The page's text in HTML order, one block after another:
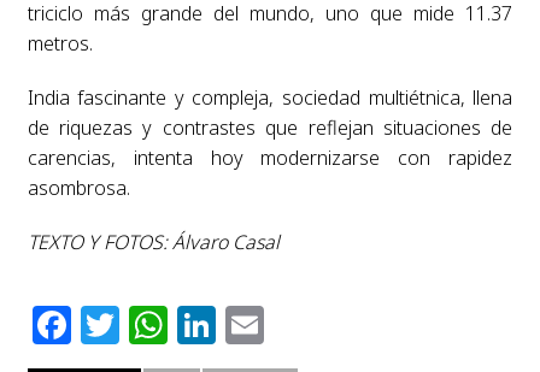
triciclo más grande del mundo, uno que mide 11.37
metros.
India fascinante y compleja, sociedad multiétnica, llena
de riquezas y contrastes que reflejan situaciones de
carencias, intenta hoy modernizarse con rapidez
asombrosa.
TEXTO Y FOTOS: Álvaro Casal
Facebook
Twitter
WhatsApp
LinkedIn
Email